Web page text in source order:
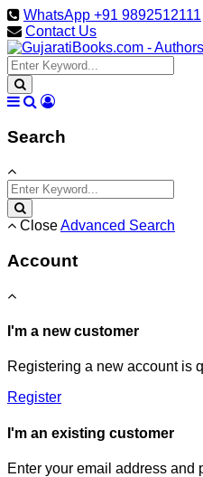
WhatsApp +91 9892512111
Contact Us
Search
CloseAdvanced Search
Account
I'm a new customer
Registering a new account is
Register
I'm an existing customer
Enter your email address and